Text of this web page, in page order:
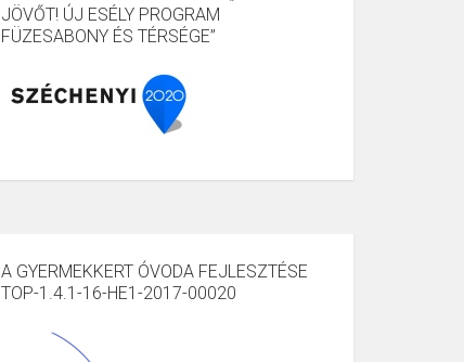
JÖVŐT! ÚJ ESÉLY PROGRAM
FÜZESABONY ÉS TÉRSÉGE”
A GYERMEKKERT ÓVODA FEJLESZTÉSE
TOP-1.4.1-16-HE1-2017-00020